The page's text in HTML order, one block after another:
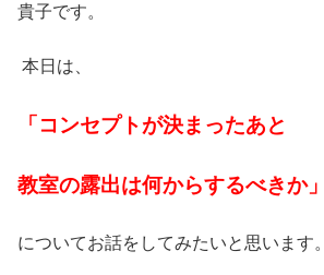
貴子です。
本日は、
「コンセプトが決まったあと
教室の露出は何からするべきか」
についてお話をしてみたいと思います。